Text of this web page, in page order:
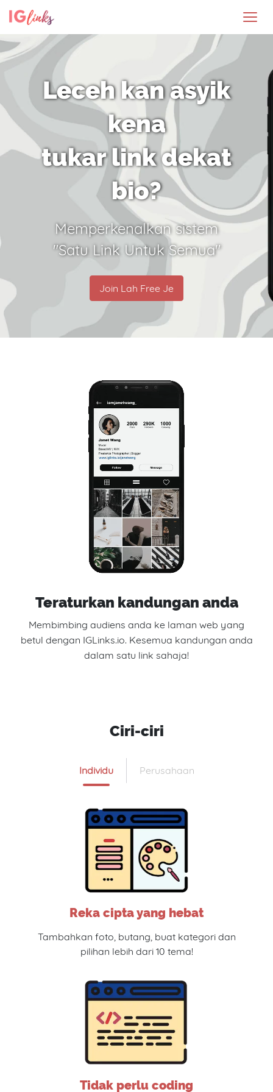
Leceh kan asyik
kena
tukar link dekat
bio?
Memperkenalkan sistem
"Satu Link Untuk Semua"
Join Lah Free Je
Teraturkan kandungan anda
Membimbing audiens anda ke laman web yang
betul dengan IGLinks.io. Kesemua kandungan anda
dalam satu link sahaja!
Ciri-ciri
Individu Perusahaan
Reka cipta yang hebat
Tambahkan foto, butang, buat kategori dan
pilihan lebih dari 10 tema!
Tidak perlu coding